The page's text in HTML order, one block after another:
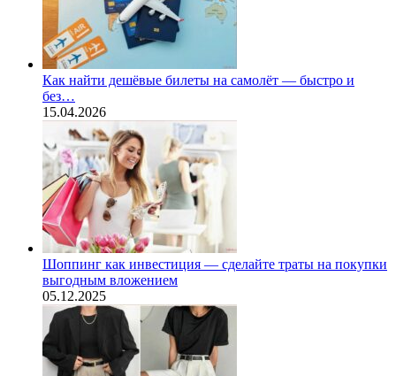
Как найти дешёвые билеты на самолёт — быстро и
без…
15.04.2026
Шоппинг как инвестиция — сделайте траты на покупки
выгодным вложением
05.12.2025